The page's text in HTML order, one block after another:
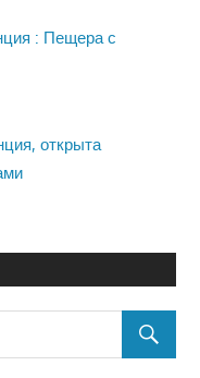
: Пещера с
открыта